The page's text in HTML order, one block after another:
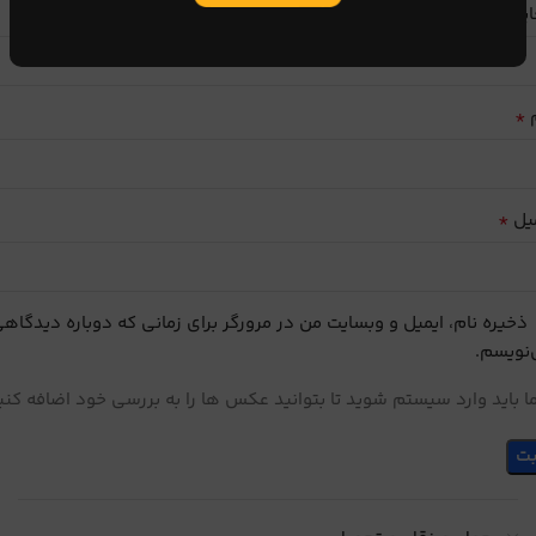
*
*
ذخیره نام، ایمیل و وبسایت من در مرورگر برای زمانی که دوباره
باید وارد سیستم شوید تا بتوانید عکس ها را به بررسی خود اضافه